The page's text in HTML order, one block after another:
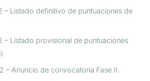
– Anuncio de convocatoria Fase II.
– Listado provisional de puntuaciones
– Listado definitivo de puntuaciones de